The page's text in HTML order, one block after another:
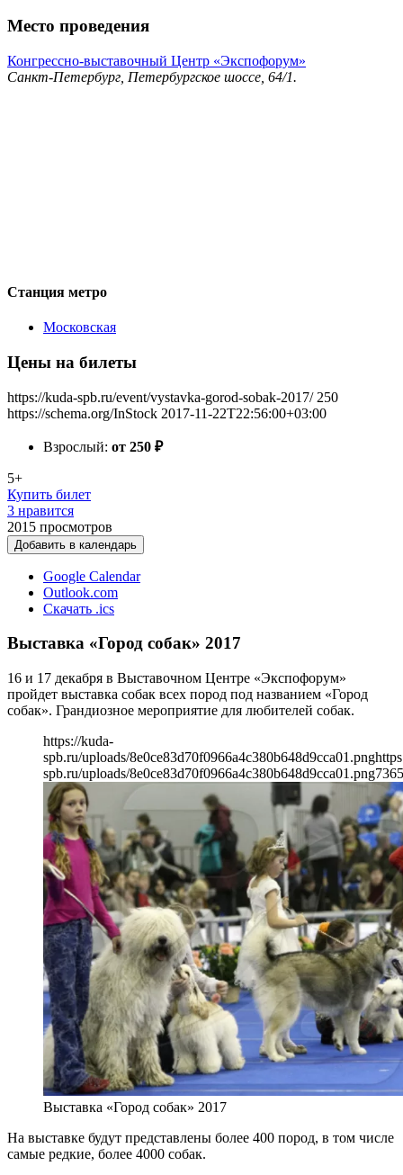
Место проведения
Конгрессно-выставочный Центр «Экспофорум»
Санкт-Петербург, Петербургское шоссе, 64/1.
Станция метро
Московская
Цены на билеты
https://kuda-spb.ru/event/vystavka-gorod-sobak-2017/ 250
https://schema.org/InStock 2017-11-22T22:56:00+03:00
Взрослый: от 250 ₽
5+
Купить билет
3 нравится
2015 просмотров
Добавить в календарь
Google Calendar
Outlook.com
Скачать .ics
Выставка «Город собак» 2017
16 и 17 декабря в Выставочном Центре «Экспофорум»
пройдет выставка собак всех пород под названием «Город
собак». Грандиозное мероприятие для любителей собак.
https://kuda-
spb.ru/uploads/8e0ce83d70f0966a4c380b648d9cca01.png
spb.ru/uploads/8e0ce83d70f0966a4c380b648d9cca01.png736
Выставка «Город собак» 2017
На выставке будут представлены более 400 пород, в том числе
самые редкие, более 4000 собак.